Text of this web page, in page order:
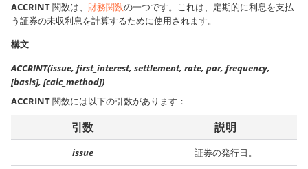
ACCRINT関数は、 財務関数の一つです。これは、定期的に利息を支払
う証券の未収利息を計算するために使用されます。
構文
ACCRINT(issue, first_interest, settlement, rate, par, frequency,
[basis], [calc_method])
ACCRINT関数には以下の引数があります：
引数 説明
issue 証券の発行日。